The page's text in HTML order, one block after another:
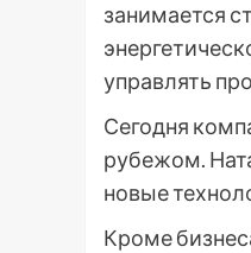
занимается
управлять
Сегодня
рубежом.
новые
Кроме